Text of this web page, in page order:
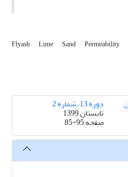
Flyash Lime Sand Permeability
دوره 13، شماره 2
تابستان 1399
صفحه85-95